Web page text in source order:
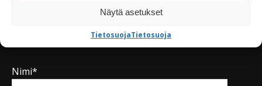
Näytä asetukset
TietosuojaTietosuoja
Kysy tuotteesta / ota yhteyttä
Nimi*